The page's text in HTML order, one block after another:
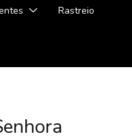
Rastreio